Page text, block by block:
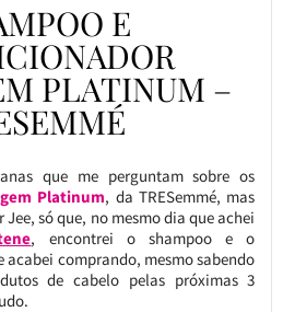
E
PLATINUM –
que me perguntam sobre os
Platinum, da TRESemmé, mas
só que, no mesmo dia que achei
, encontrei o shampoo e o
comprando, mesmo sabendo
de cabelo pelas próximas 3